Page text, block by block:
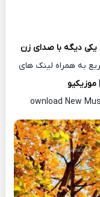
دیگه با صدای زن
به همراه لینک های
موزیکیو
ownload New